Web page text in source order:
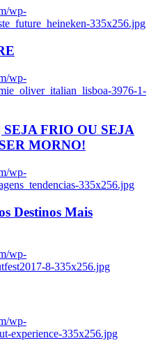
wp-
335x256.jpg
wp-
3976-1-
FRIO OU SEJA
MORNO!
wp-
335x256.jpg
Destinos Mais
wp-
8-335x256.jpg
wp-
experience-335x256.jpg